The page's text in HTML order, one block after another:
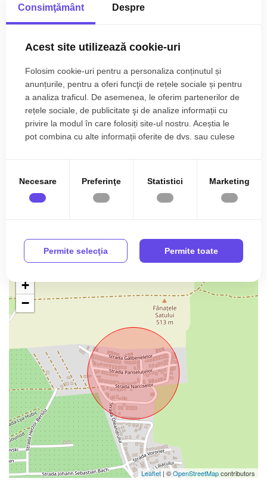
Sistem incalzire:
Centrala proprie, Incalzire
Finisaje
Pereti:Vopsea lavabila, Faianta
Podele:Parchet, Gresie
Ferestre:Ferestre PVC, Ferestre Termopan
Usa intrare:Usa intrare Metal
Spatii utile:
Dressing
+
−
Leaflet | ©OpenStreetMapcontributors
Consimţământ Despre
Acest site utilizează cookie-uri
Folosim cookie-uri pentru a personaliza conținutul și
anunțurile, pentru a oferi funcţii de rețele sociale și pentru
a analiza traficul. De asemenea, le oferim partenerilor de
rețele sociale, de publicitate şi de analize informații cu
privire la modul în care folosiți site-ul nostru. Aceștia le
pot combina cu alte informații oferite de dvs. sau culese
Necesare Preferinţe Statistici Marketing
Permite selecţia Permite toate